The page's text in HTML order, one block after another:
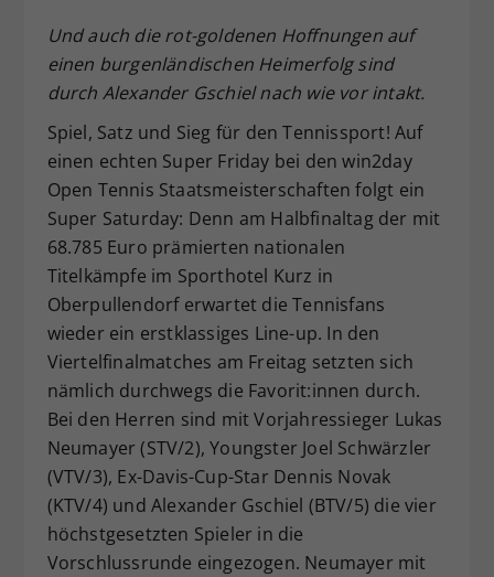
Und auch die rot-goldenen Hoffnungen auf
einen burgenländischen Heimerfolg sind
durch Alexander Gschiel nach wie vor intakt.
Spiel, Satz und Sieg für den Tennissport! Auf
einen echten Super Friday bei den win2day
Open Tennis Staatsmeisterschaften folgt ein
Super Saturday: Denn am Halbfinaltag der mit
68.785 Euro prämierten nationalen
Titelkämpfe im Sporthotel Kurz in
Oberpullendorf erwartet die Tennisfans
wieder ein erstklassiges Line-up. In den
Viertelfinalmatches am Freitag setzten sich
nämlich durchwegs die Favorit:innen durch.
Bei den Herren sind mit Vorjahressieger Lukas
Neumayer (STV/2), Youngster Joel Schwärzler
(VTV/3), Ex-Davis-Cup-Star Dennis Novak
(KTV/4) und Alexander Gschiel (BTV/5) die vier
höchstgesetzten Spieler in die
Vorschlussrunde eingezogen. Neumayer mit
Zweck
Dieser Wert speichert Ihre Consent-
Einstellungen. Unter anderem eine
zufällig generierte ID, für die
historische Speicherung Ihrer
vorgenommen Einstellungen, falls der
Webseiten-Betreiber dies eingestellt
hat.